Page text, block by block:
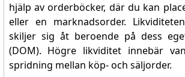
hjälp av orderböcker, där du kan
eller en marknadsorder.
skiljer sig åt beroende på dess
(DOM). Högre likviditet innebär
spridning mellan köp- och säljorder.